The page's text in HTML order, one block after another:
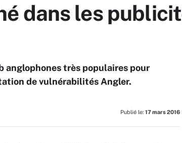
dans les
anglophones très populaires pour
de vulnérabilités Angler.
Publié le: 17 mars 2016